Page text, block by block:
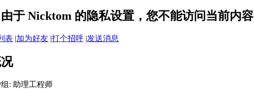
于 Nicktom 的隐私设置，您不能访问当前内容
表 |加为好友 |打个招呼 |发送消息
: 助理工程师